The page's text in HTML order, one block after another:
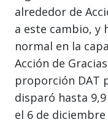
alrededor de
a este cambio, y
normal en la
Acción de
proporción DAT
disparó hasta
el 6 de